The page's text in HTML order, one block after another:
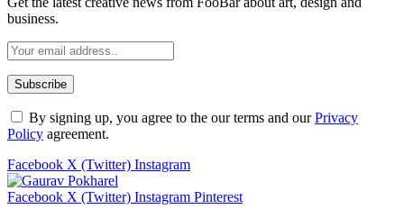
business.
By signing up, you agree to the our terms and ourPrivacy
Policy agreement.
Facebook X (Twitter) Instagram
Facebook X (Twitter) Instagram Pinterest